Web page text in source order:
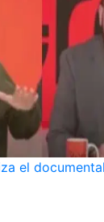
el